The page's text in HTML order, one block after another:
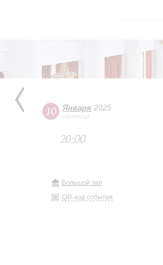
10 Января 2025
пятница
20:00
Большой зал
QR-код события